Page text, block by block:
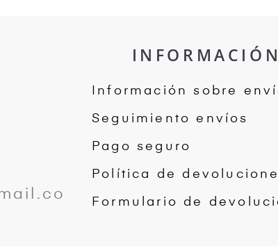
INFORMACIÓN
Información sobre
Seguimiento envíos
Pago seguro
Política de
Formulario de